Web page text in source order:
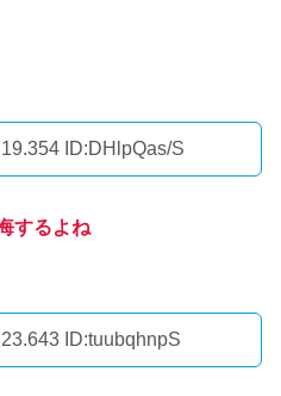
ID:DHlpQas/S
するよね
ID:tuubqhnpS